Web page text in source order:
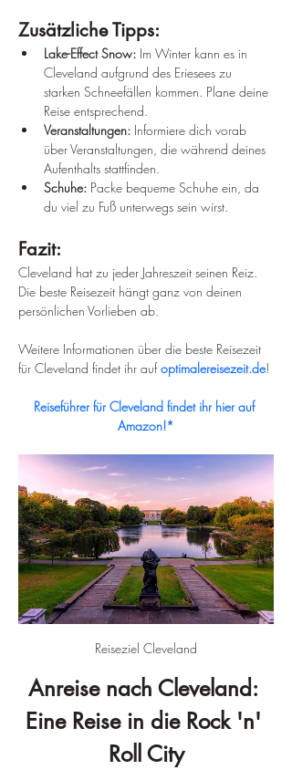
Zusätzliche Tipps:
Lake-Effect Snow: Im Winter kann es in
Cleveland aufgrund des Eriesees zu
starken Schneefällen kommen. Plane deine
Reise entsprechend.
Veranstaltungen: Informiere dich vorab
über Veranstaltungen, die während deines
Aufenthalts stattfinden.
Schuhe: Packe bequeme Schuhe ein, da
du viel zu Fuß unterwegs sein wirst.
Fazit:
Cleveland hat zu jeder Jahreszeit seinen Reiz.
Die beste Reisezeit hängt ganz von deinen
persönlichen Vorlieben ab.
Weitere Informationen über die beste Reisezeit
für Cleveland findet ihr auf optimalereisezeit.de!
Reiseführer für Cleveland findet ihr hier auf
Amazon!*
Reiseziel Cleveland
Anreise nach Cleveland:
Eine Reise in die Rock 'n'
Roll City